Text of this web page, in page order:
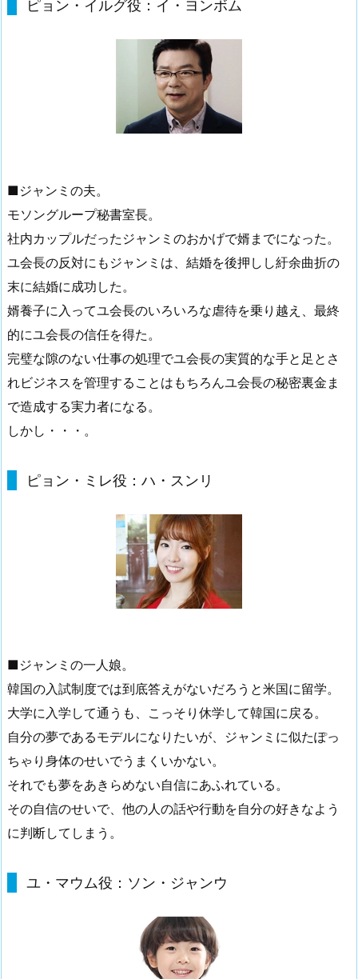
ピョン・イルグ役：イ・ヨンボム
■ジャンミの夫。
モソングループ秘書室長。
社内カップルだったジャンミのおかげで婿までになった。
ユ会長の反対にもジャンミは、結婚を後押しし紆余曲折の
末に結婚に成功した。
婿養子に入ってユ会長のいろいろな虐待を乗り越え、最終
的にユ会長の信任を得た。
完璧な隙のない仕事の処理でユ会長の実質的な手と足とさ
れビジネスを管理することはもちろんユ会長の秘密裏金ま
で造成する実力者になる。
しかし・・・。
ピョン・ミレ役：ハ・スンリ
■ジャンミの一人娘。
韓国の入試制度では到底答えがないだろうと米国に留学。
大学に入学して通うも、こっそり休学して韓国に戻る。
自分の夢であるモデルになりたいが、ジャンミに似たぽっ
ちゃり身体のせいでうまくいかない。
それでも夢をあきらめない自信にあふれている。
その自信のせいで、他の人の話や行動を自分の好きなよう
に判断してしまう。
ユ・マウム役：ソン・ジャンウ